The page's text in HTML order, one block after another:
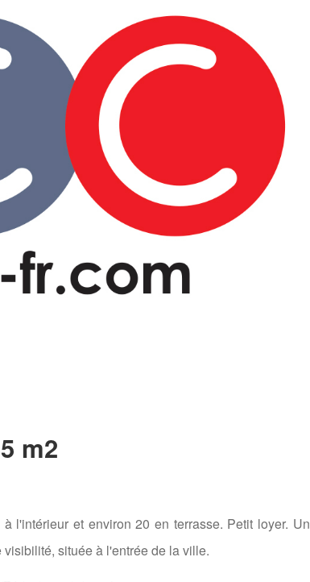
m2
l'intérieur et environ 20 en terrasse. Petit loyer. Un
située à l'entrée de la ville.